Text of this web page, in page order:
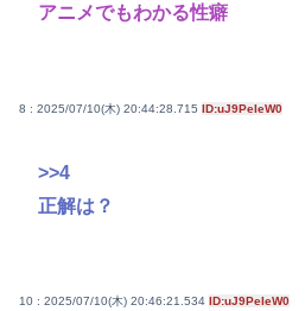
アニメでもわかる性癖
8 : 2025/07/10(木) 20:44:28.715 ID:uJ9PeIeW0
>>4
正解は？
10 : 2025/07/10(木) 20:46:21.534 ID:uJ9PeIeW0